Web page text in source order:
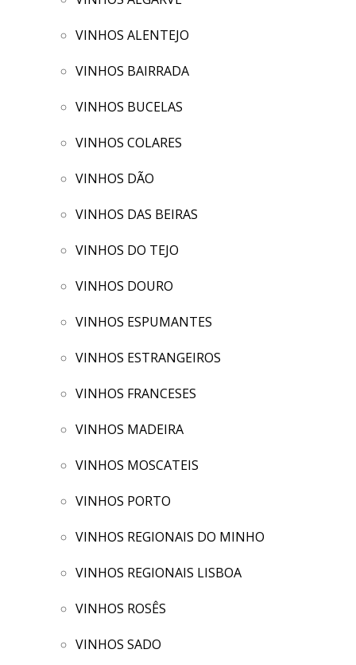
VINHOS ALENTEJO
VINHOS BAIRRADA
VINHOS BUCELAS
VINHOS COLARES
VINHOS DÃO
VINHOS DAS BEIRAS
VINHOS DO TEJO
VINHOS DOURO
VINHOS ESPUMANTES
VINHOS ESTRANGEIROS
VINHOS FRANCESES
VINHOS MADEIRA
VINHOS MOSCATEIS
VINHOS PORTO
VINHOS REGIONAIS DO MINHO
VINHOS REGIONAIS LISBOA
VINHOS ROSÊS
VINHOS SADO